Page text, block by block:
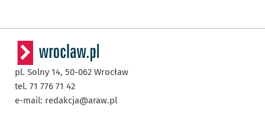
pl. Solny 14, 50-062 Wrocław
tel. 71 776 71 42
e-mail: redakcja@araw.pl